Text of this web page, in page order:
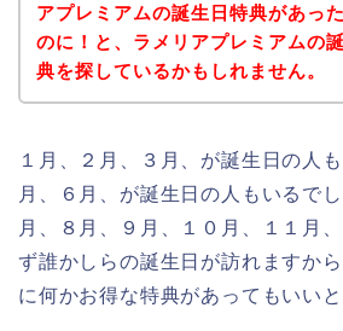
アプレミアムの誕生日特典があっ
のに！と、ラメリアプレミアムの
典を探しているかもしれません。
１月、２月、３月、が誕生日の人
月、６月、が誕生日の人もいるで
月、８月、９月、１０月、１１月
ず誰かしらの誕生日が訪れますか
に何かお得な特典があってもいい